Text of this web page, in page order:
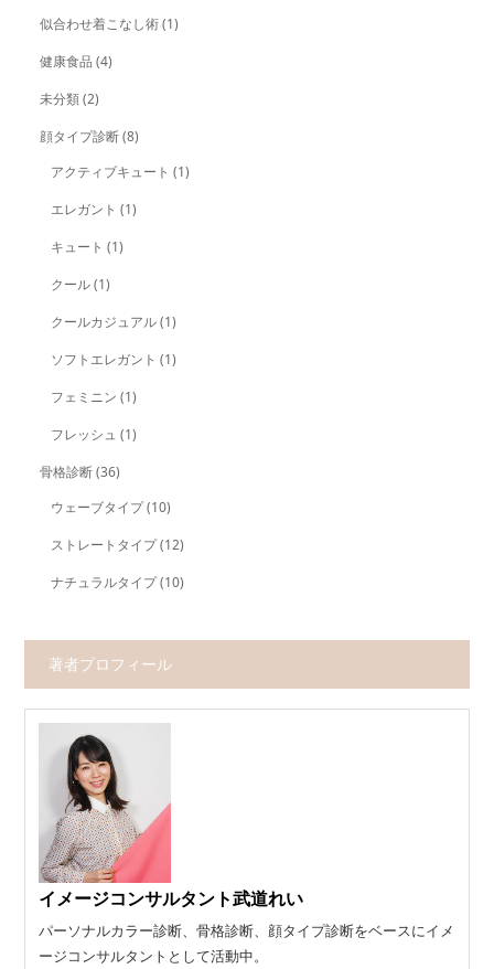
似合わせ着こなし術(1)
健康食品 (4)
未分類(2)
顔タイプ診断(8)
アクティブキュート (1)
エレガント (1)
キュート (1)
クール(1)
クールカジュアル(1)
ソフトエレガント (1)
フェミニン (1)
フレッシュ (1)
骨格診断(36)
ウェーブタイプ(10)
ストレートタイプ(12)
ナチュラルタイプ(10)
著者プロフィール
イメージコンサルタント武道れい
パーソナルカラー診断、骨格診断、顔タイプ診断をベースにイメ
ージコンサルタントとして活動中。